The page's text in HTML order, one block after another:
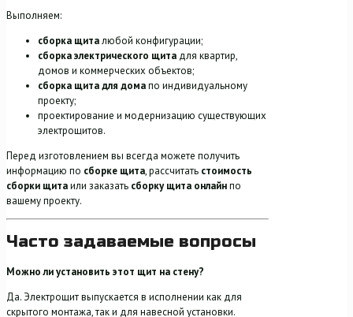
Выполняем:
сборка щиталюбой конфигурации;
сборка электрического щита для квартир,
домов и коммерческих объектов;
сборка щита для домапо индивидуальному
проекту;
проектирование и модернизацию существующих
электрощитов.
Перед изготовлением вы всегда можете получить
информацию по сборке щита, рассчитать стоимость
сборки щитаили заказать сборку щита онлайнпо
вашему проекту.
Часто задаваемые вопросы
Можно ли установить этот щит на стену?
Да. Электрощит выпускается в исполнении как для
скрытого монтажа, так и для навесной установки.